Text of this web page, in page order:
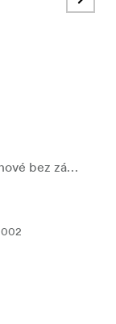
ARS-IMAGO ST je roztok kyseliny citronové bez zápachu, který lze po naředění použít jako univerzální zastavovací lázeň pro černobílý film a papír.